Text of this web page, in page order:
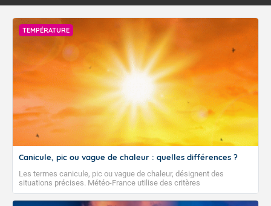
TEMPÉRATURE
Canicule, pic ou vague de chaleur : quelles différences ?
Les termes canicule, pic ou vague de chaleur, désignent des
situations précises. Météo-France utilise des critères
climatologiques pour évaluer et qualifier les épisodes de chaleur qui
peuvent avoir des impacts sanitaires et socio-économiques